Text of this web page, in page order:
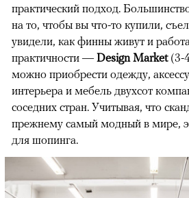
практический подход.
на то, чтобы вы что-то купили,
увидели, как финны живут и
практичности — Design Market(3-
можно приобрести одежду,
интерьера и мебель двухсот
соседних стран. Учитывая, что
прежнему самый модный в мире,
для шопинга.